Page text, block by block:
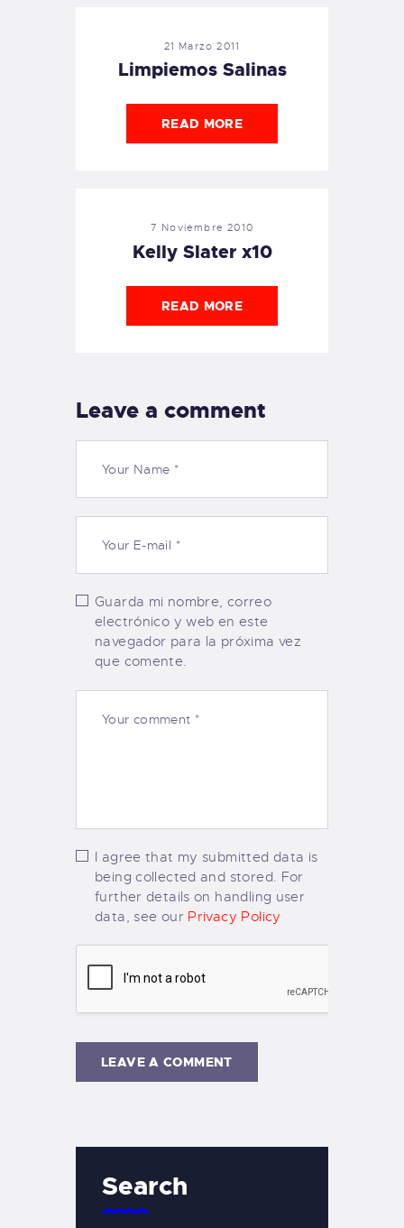
21 Marzo 2011
Limpiemos Salinas
READ MORE
7 Noviembre 2010
Kelly Slater x10
READ MORE
Leave a comment
Guarda mi nombre, correo
electrónico y web en este
navegador para la próxima vez
que comente.
I agree that my submitted data is
being collected and stored. For
further details on handling user
data, see our Privacy Policy
Search